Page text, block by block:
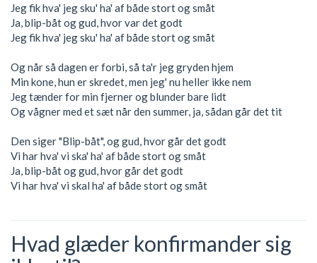
Jeg fik hva' jeg sku' ha' af både stort og småt
Ja, blip-båt og gud, hvor var det godt
Jeg fik hva' jeg sku' ha' af både stort og småt
Og når så dagen er forbi, så ta'r jeg gryden hjem
Min kone, hun er skredet, men jeg' nu heller ikke nem
Jeg tænder for min fjerner og blunder bare lidt
Og vågner med et sæt når den summer, ja, sådan går det tit
Den siger "Blip-båt", og gud, hvor går det godt
Vi har hva' vi ska' ha' af både stort og småt
Ja, blip-båt og gud, hvor går det godt
Vi har hva' vi skal ha' af både stort og småt
Hvad glæder konfirmander sig